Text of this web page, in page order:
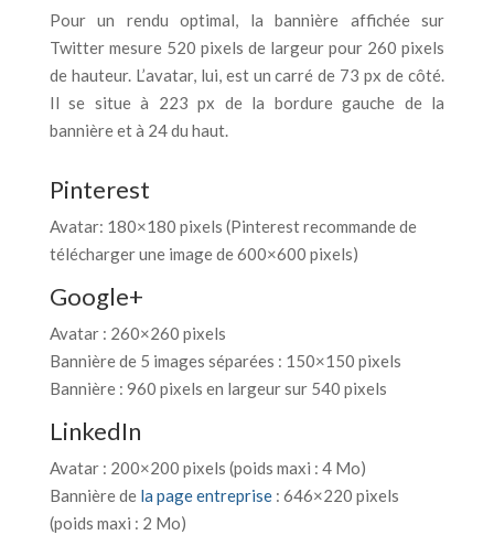
Pour un rendu optimal, la bannière affichée sur
Twitter mesure 520 pixels de largeur pour 260 pixels
de hauteur. L’avatar, lui, est un carré de 73 px de côté.
Il se situe à 223 px de la bordure gauche de la
bannière et à 24 du haut.
Pinterest
Avatar: 180×180 pixels (Pinterest recommande de
télécharger une image de 600×600 pixels)
Google+
Avatar : 260×260 pixels
Bannière de 5 images séparées : 150×150 pixels
Bannière : 960 pixels en largeur sur 540 pixels
LinkedIn
Avatar : 200×200 pixels (poids maxi : 4 Mo)
Bannière de la page entreprise: 646×220 pixels
(poids maxi : 2 Mo)